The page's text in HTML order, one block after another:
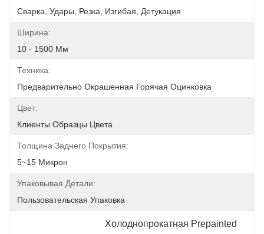
Сварка, Удары, Резка, Изгибая, Детукация
Ширина:
10 - 1500 Мм
Техника:
Предварительно Окрашенная Горячая Оцинковка
Цвет:
Клиенты Образцы Цвета
Толщина Заднего Покрытия:
5~15 Микрон
Упаковывая Детали:
Пользовательская Упаковка
Холоднопрокатная Prepainted